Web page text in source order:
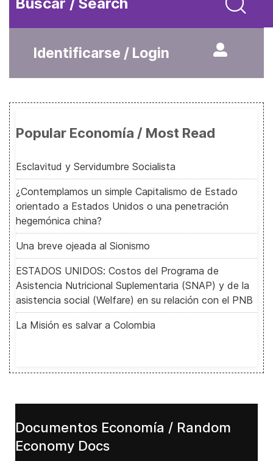
Identificarse / Login
Popular Economía / Most Read
Esclavitud y Servidumbre Socialista
¿Contemplamos un simple Capitalismo de Estado
orientado a Estados Unidos o una penetración
hegemónica china?
Una breve ojeada al Sionismo
ESTADOS UNIDOS: Costos del Programa de
Asistencia Nutricional Suplementaria (SNAP) y de la
asistencia social (Welfare) en su relación con el PNB
La Misión es salvar a Colombia
Documentos Economía / Random
Economy Docs